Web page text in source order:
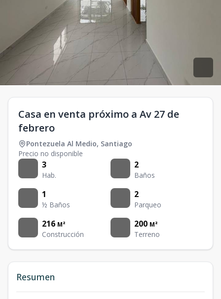
Casa en venta próximo a Av 27 de
febrero
Pontezuela Al Medio, Santiago
Precio no disponible
3
Hab.
2
Baños
1
½ Baños
2
Parqueo
216 M²
Construcción
200 M²
Terreno
Resumen